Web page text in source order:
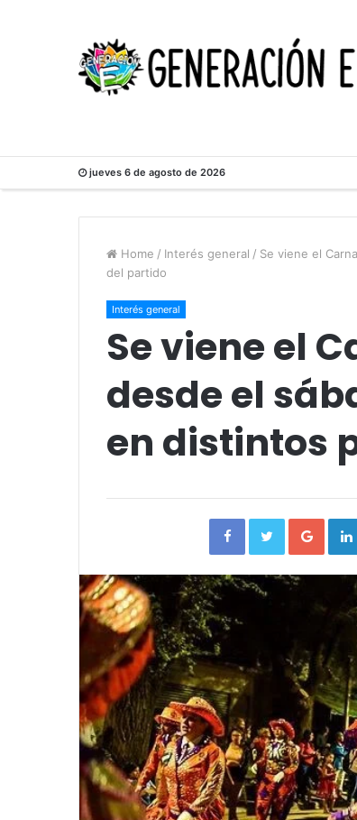
jueves 6 de agosto de 2026
Home / Interés general / Se viene el
del partido
Interés general
Se viene el
desde el
en distintos
FacebookTwitter